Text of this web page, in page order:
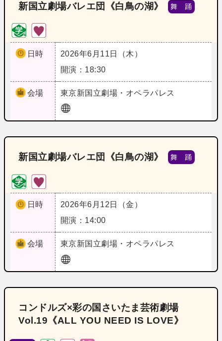
新国立劇場バレエ団《白鳥の湖》 舞 踊
日時
2026年6月11日（木）
開演：18:30
会場 東京新国立劇場・オペラパレス
新国立劇場バレエ団《白鳥の湖》 舞 踊
日時
2026年6月12日（金）
開演：14:00
会場 東京新国立劇場・オペラパレス
コンドルズ×彩の国さいたま芸術劇場
Vol.19《ALL YOU NEED IS LOVE》